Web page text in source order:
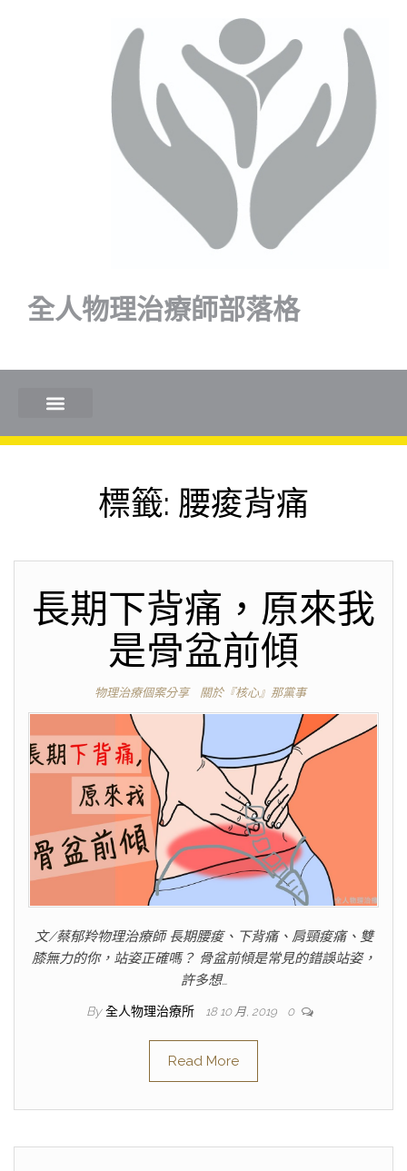
全人物理治療師部落格
標籤: 腰痠背痛
長期下背痛，原來我
是骨盆前傾
物理治療個案分享 關於『核心』那黨事
文/蔡郁羚物理治療師 長期腰痠、下背痛、肩頸痠痛、雙
膝無力的你，站姿正確嗎？ 骨盆前傾是常見的錯誤站姿，
許多想…
By 全人物理治療所 18 10 月, 2019 0
Read More